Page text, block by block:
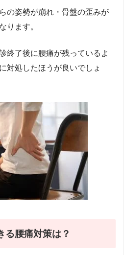
の姿勢が崩れ・骨盤の歪みが
ります。
終了後に腰痛が残っているよ
対処したほうが良いでしょ
る腰痛対策は？